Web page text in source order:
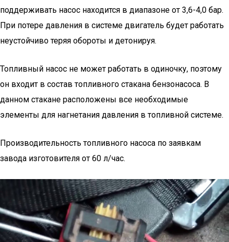
поддерживать насос находится в диапазоне от 3,6-4,0 бар.
При потере давления в системе двигатель будет работать
неустойчиво теряя обороты и детонируя.
Топливный насос не может работать в одиночку, поэтому
он входит в состав топливного стакана бензонасоса. В
данном стакане расположены все необходимые
элементы для нагнетания давления в топливной системе.
Производительность топливного насоса по заявкам
завода изготовителя от 60 л/час.